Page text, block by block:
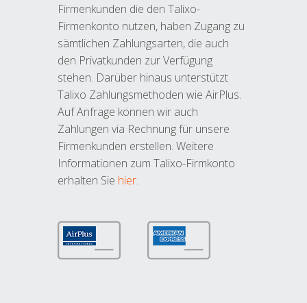
Firmenkunden die den Talixo-
Firmenkonto nutzen, haben Zugang zu
sämtlichen Zahlungsarten, die auch
den Privatkunden zur Verfügung
stehen. Darüber hinaus unterstützt
Talixo Zahlungsmethoden wie AirPlus.
Auf Anfrage können wir auch
Zahlungen via Rechnung für unsere
Firmenkunden erstellen. Weitere
Informationen zum Talixo-Firmkonto
erhalten Sie hier.